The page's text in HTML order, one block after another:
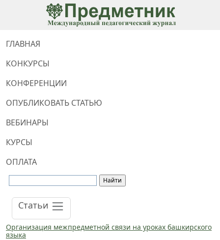
ГЛАВНАЯ
КОНКУРСЫ
КОНФЕРЕНЦИИ
ОПУБЛИКОВАТЬ СТАТЬЮ
ВЕБИНАРЫ
КУРСЫ
ОПЛАТА
Статьи
Организация межпредметной связи на уроках башкирского
языка